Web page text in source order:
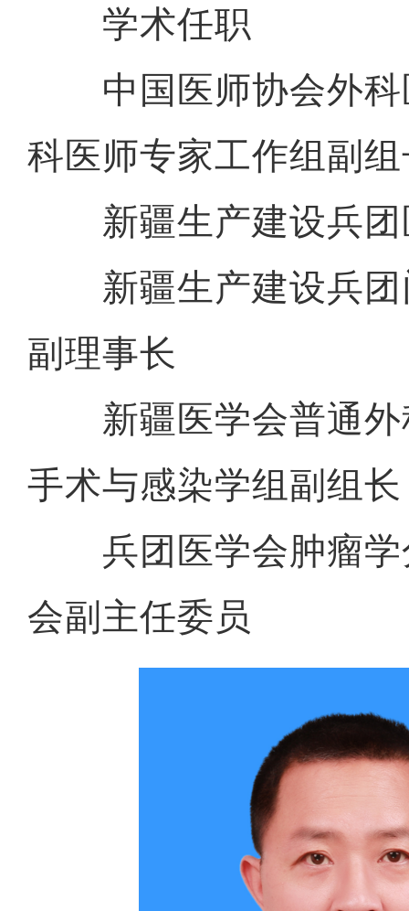
学术任职
中国医师协会外科
科医师专家工作组副
新疆生产建设兵团
新疆生产建设兵团
副理事长
新疆医学会普通外
手术与感染学组副组长
兵团医学会肿瘤学
会副主任委员